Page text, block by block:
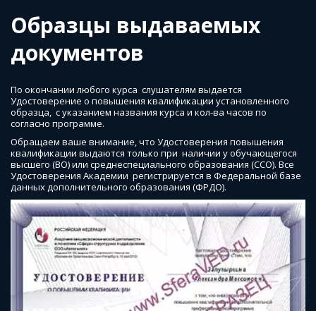
Образцы выдаваемых
документов
По окончании любого курса  слушателям выдается
Удостоверение о повышения квалификации установленного
образца,  с указанием названия курса и кол-ва часов по
согласно программе.
Обращаем ваше внимание, что Удостоверения повышения
квалификации выдаются только при  наличии у обучающегося
высшего (ВО) или среднеспециального образования (ССО). Все
Удостоверения Академии  регистрируется в Федеральной базе
данных дополнительного образования (ФРДО).